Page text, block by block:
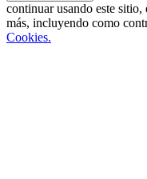
continuar usando este sitio,
más, incluyendo como
Cookies.